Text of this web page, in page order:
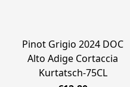
Pinot Grigio 2024 DOC
Alto Adige Cortaccia
Kurtatsch-75CL